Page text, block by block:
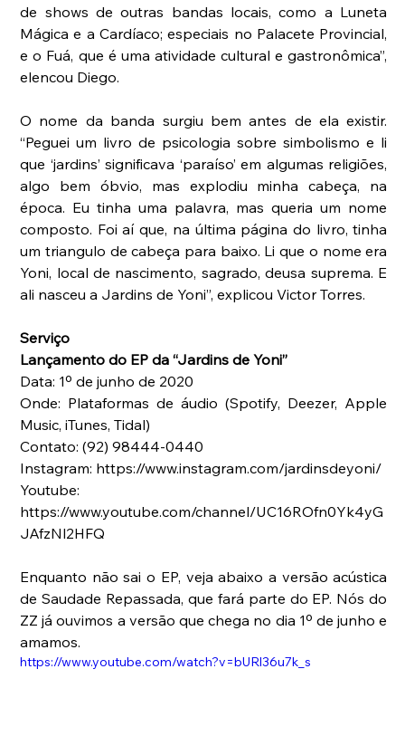
de shows de outras bandas locais, como a Luneta
Mágica e a Cardíaco; especiais no Palacete Provincial,
e o Fuá, que é uma atividade cultural e gastronômica”,
elencou Diego.
O nome da banda surgiu bem antes de ela existir.
“Peguei um livro de psicologia sobre simbolismo e li
que ‘jardins’ significava ‘paraíso’ em algumas religiões,
algo bem óbvio, mas explodiu minha cabeça, na
época. Eu tinha uma palavra, mas queria um nome
composto. Foi aí que, na última página do livro, tinha
um triangulo de cabeça para baixo. Li que o nome era
Yoni, local de nascimento, sagrado, deusa suprema. E
ali nasceu a Jardins de Yoni”, explicou Victor Torres.
Serviço
Lançamento do EP da “Jardins de Yoni”
Data: 1º de junho de 2020
Onde: Plataformas de áudio (Spotify, Deezer, Apple
Music, iTunes, Tidal)
Contato: (92) 98444-0440
Instagram: https://www.instagram.com/jardinsdeyoni/
Youtube:
https://www.youtube.com/channel/UC16ROfn0Yk4yG
JAfzNl2HFQ
Enquanto não sai o EP, veja abaixo a versão acústica
de Saudade Repassada, que fará parte do EP. Nós do
ZZ já ouvimos a versão que chega no dia 1º de junho e
amamos.
https://www.youtube.com/watch?v=bURl36u7k_s